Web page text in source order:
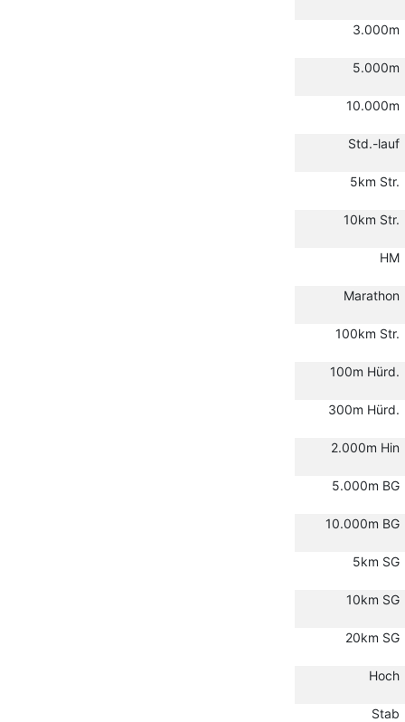
3.000m
5.000m
10.000m
Std.-lauf
5km Str.
10km Str.
HM
Marathon
100km Str.
100m Hürd.
300m Hürd.
2.000m Hin
5.000m BG
10.000m BG
5km SG
10km SG
20km SG
Hoch
Stab